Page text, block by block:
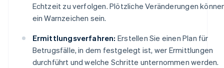
Echtzeit zu verfolgen. Plötzliche Veränderungen
ein Warnzeichen sein.
Ermittlungsverfahren: Erstellen Sie einen Plan für
Betrugsfälle, in dem festgelegt ist, wer Ermittlungen
durchführt und welche Schritte unternommen werden.